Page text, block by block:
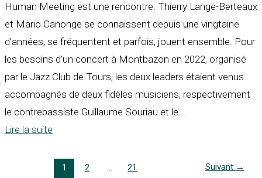
Human Meeting est une rencontre. Thierry Lange-Berteaux
et Mario Canonge se connaissent depuis une vingtaine
d’années, se fréquentent et parfois, jouent ensemble. Pour
les besoins d’un concert à Montbazon en 2022, organisé
par le Jazz Club de Tours, les deux leaders étaient venus
accompagnés de deux fidèles musiciens, respectivement
le contrebassiste Guillaume Souriau et le...
Lire la suite
1 2 … 21 Suivant →